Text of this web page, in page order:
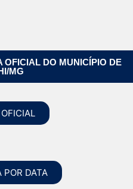
OFICIAL DO MUNICÍPIO DE
MG
POR DATA